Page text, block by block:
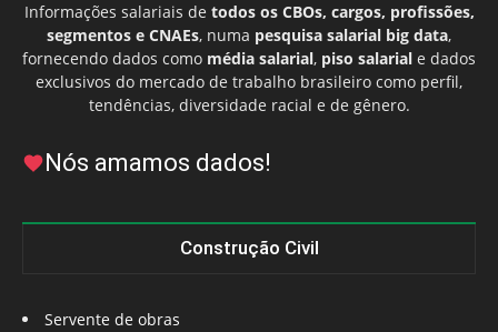
Informações salariais de todos os CBOs, cargos, profissões,
segmentos e CNAEs, numa pesquisa salarial big data,
fornecendo dados como média salarial, piso salarial e dados
exclusivos do mercado de trabalho brasileiro como perfil,
tendências, diversidade racial e de gênero.
Nós amamos dados!
Construção Civil
Servente de obras